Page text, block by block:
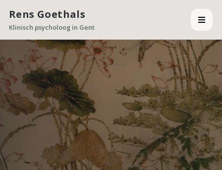
Rens Goethals
Klinisch psycholoog in Gent